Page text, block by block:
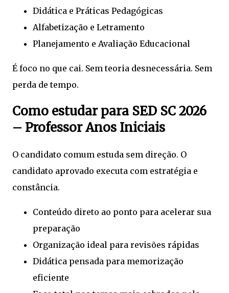
Didática e Práticas Pedagógicas
Alfabetização e Letramento
Planejamento e Avaliação Educacional
É foco no que cai. Sem teoria desnecessária. Sem
perda de tempo.
Como estudar para SED SC 2026
– Professor Anos Iniciais
O candidato comum estuda sem direção. O
candidato aprovado executa com estratégia e
constância.
Conteúdo direto ao ponto para acelerar sua
preparação
Organização ideal para revisões rápidas
Didática pensada para memorização
eficiente